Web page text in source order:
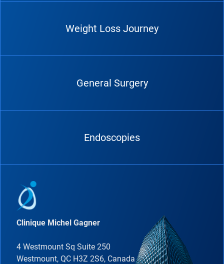
Weight Loss Journey
General Surgery
Endoscopies
Clinique Michel Gagner
4 Westmount Sq Suite 250
Westmount, QC H3Z 2S6, Canada